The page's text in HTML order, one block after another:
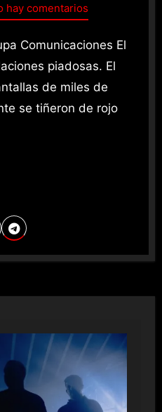
hay comentarios
piadosas. El
de miles de
se tiñeron de rojo